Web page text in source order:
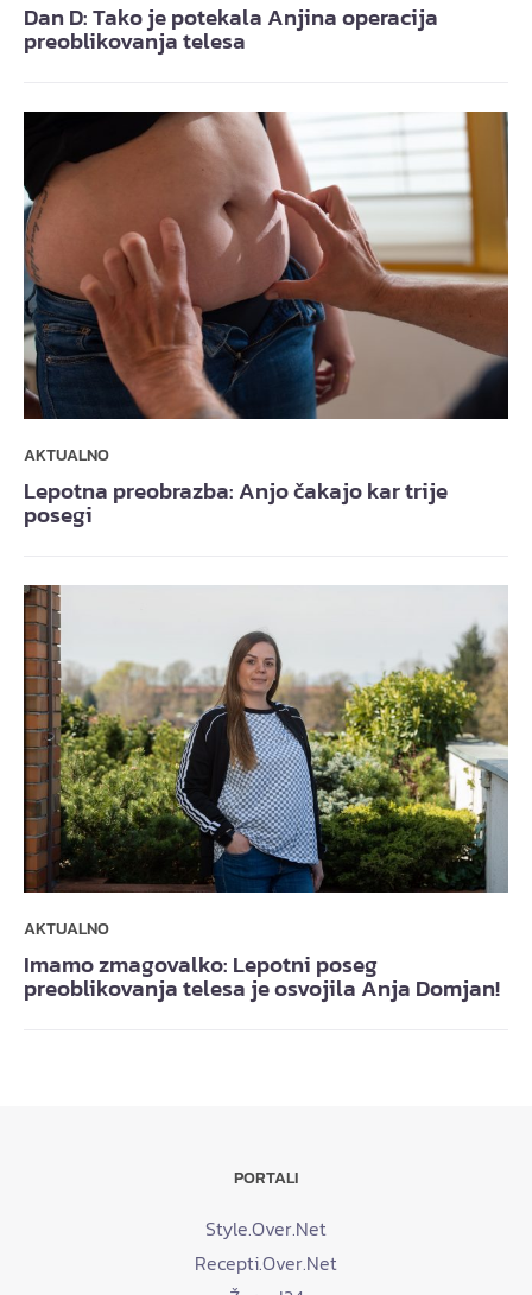
Dan D: Tako je potekala Anjina operacija
preoblikovanja telesa
AKTUALNO
Lepotna preobrazba: Anjo čakajo kar trije
posegi
AKTUALNO
Imamo zmagovalko: Lepotni poseg
preoblikovanja telesa je osvojila Anja Domjan!
PORTALI
Style.Over.Net
Recepti.Over.Net